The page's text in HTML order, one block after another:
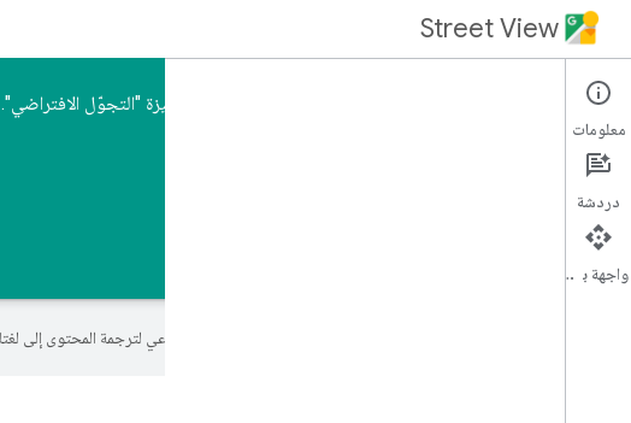
Street View
اصطحِب مستخدمي تطبيقك إلى أي مكان في العالم باستخدام ميزة "التجوّل الافتراضي".
الصفحة الرئيسية
معلومات
دردشة
واجهة برمجة التطبيقات